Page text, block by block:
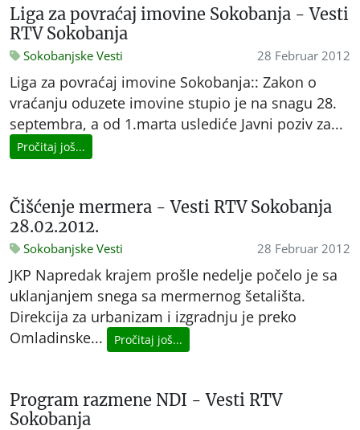
Liga za povraćaj imovine Sokobanja - Vesti
RTV Sokobanja
Sokobanjske Vesti 28 Februar 2012
Liga za povraćaj imovine Sokobanja:: Zakon o
vraćanju oduzete imovine stupio je na snagu 28.
septembra, a od 1.marta uslediće Javni poziv za...
Pročitaj još...
Čišćenje mermera - Vesti RTV Sokobanja
28.02.2012.
Sokobanjske Vesti 28 Februar 2012
JKP Napredak krajem prošle nedelje počelo je sa
uklanjanjem snega sa mermernog šetališta.
Direkcija za urbanizam i izgradnju je preko
Omladinske...
Pročitaj još...
Program razmene NDI - Vesti RTV
Sokobanja